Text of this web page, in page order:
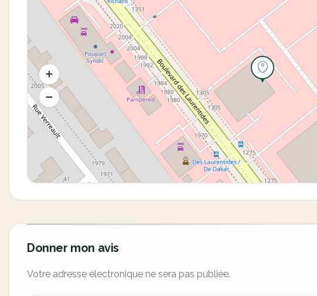
Donner mon avis
Votre adresse électronique ne sera pas publiée.